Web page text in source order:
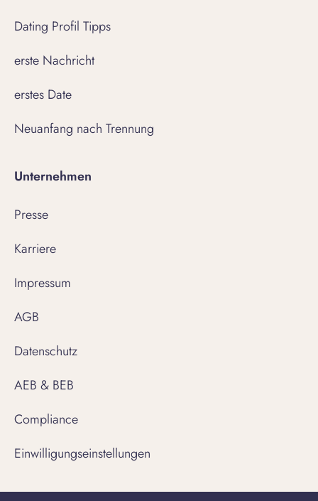
Dating Profil Tipps
erste Nachricht
erstes Date
Neuanfang nach Trennung
Unternehmen
Presse
Karriere
Impressum
AGB
Datenschutz
AEB & BEB
Compliance
Einwilligungseinstellungen